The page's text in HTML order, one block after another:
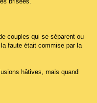
couples qui se séparent ou
faute était commise par la
hâtives, mais quand